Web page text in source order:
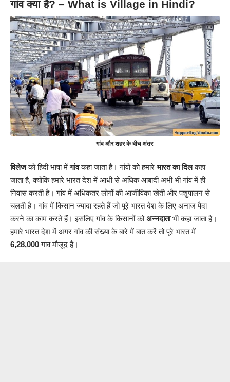
गांवक्या है? – What is Village in Hindi?
गांव और शहर के बीच अंतर
विलेजको हिंदी भाषा मेंगांवकहा जाता है। गांवों को हमारे भारत का दिलकहा
जाता है, क्योंकि हमारे भारत देश में आधी से अधिक आबादी अभी भी गांव में ही
निवास करती है। गांव में अधिकतर लोगों की आजीविका खेती और पशुपालन से
चलती है। गांव में किसान ज्यादा रहते हैं जो पूरे भारत देश के लिए अनाज पैदा
करने का काम करते हैं।‌ इसलिए गांव के किसानों कोअन्नदाताभी कहा जाता है।
हमारे भारत देश में अगर गांव की संख्या के बारे में बात करें तो पूरे भारत में
6,28,000गांव मौजूद है।